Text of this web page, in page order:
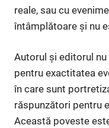
reale, sau cu
întâmplătoare și nu
Autorul și editorul
pentru exactitatea
în care sunt
răspunzători pentru
Această poveste